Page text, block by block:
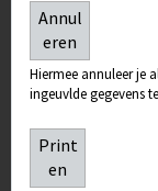
Annul
eren
Hiermee annuleer je
ingeuvlde gegevens
Print
en